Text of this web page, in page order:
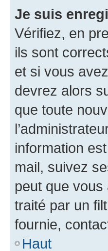
Je suis
Vérifiez, en
ils sont
et si vous
devrez alors
que toute
information
mail, suivez
peut que vous
traité par un
fournie,
Haut